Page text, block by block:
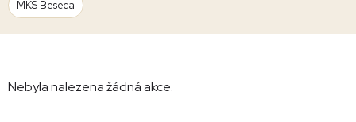
MKS Beseda
Nebyla nalezena žádná akce.